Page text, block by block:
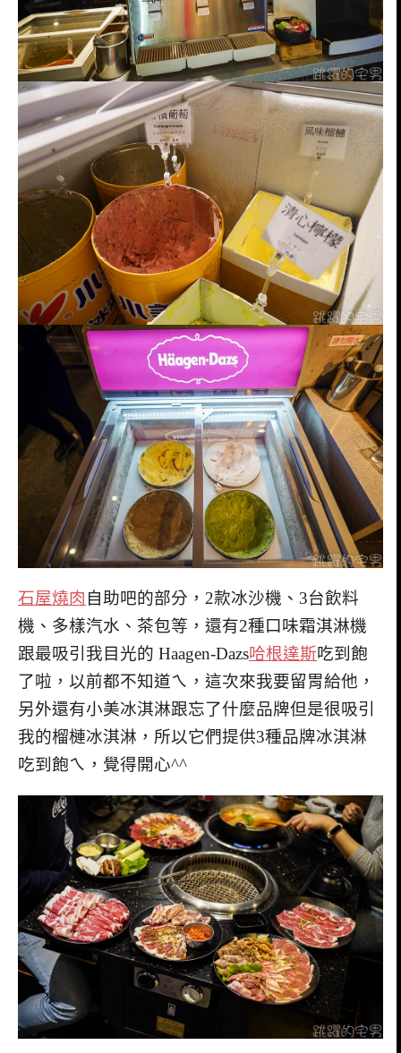
石屋燒肉 自助吧的部分，2款冰沙機、3台飲料
機、多樣汽水、茶包等，還有2種口味霜淇淋機
跟最吸引我目光的 Haagen-Dazs哈根達斯吃到飽
了啦，以前都不知道ㄟ，這次來我要留胃給他，
另外還有小美冰淇淋跟忘了什麼品牌但是很吸引
我的榴槤冰淇淋，所以它們提供3種品牌冰淇淋
吃到飽ㄟ，覺得開心^^